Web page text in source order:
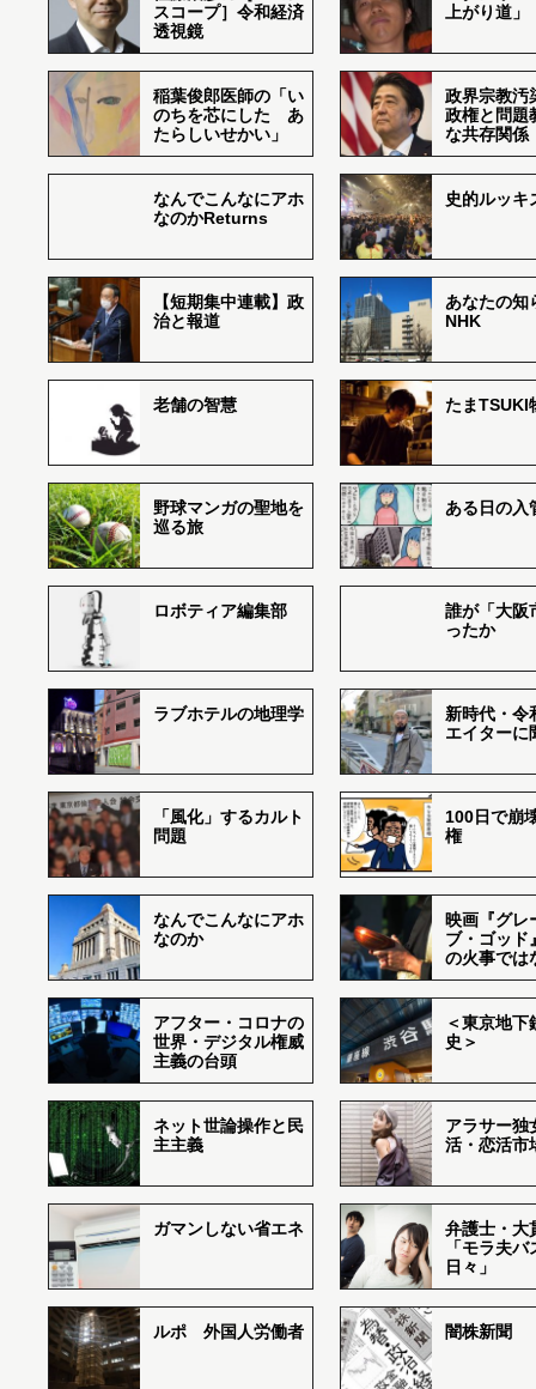
スコープ］令和経済
透視鏡
上がり道」
稲葉俊郎医師の「い
のちを芯にした あ
たらしいせかい」
政界宗教汚
政権と問題
な共存関係
なんでこんなにアホ
なのかReturns
史的ルッキ
【短期集中連載】政
治と報道
あなたの知
NHK
老舗の智慧 たまTSUKI
野球マンガの聖地を
巡る旅
ある日の入
ロボティア編集部
誰が「大阪
ったか
ラブホテルの地理学
新時代・令
エイターに
「風化」するカルト
問題
100日で崩
権
なんでこんなにアホ
なのか
映画『グレ
ブ・ゴッド
の火事では
アフター・コロナの
世界・デジタル権威
主義の台頭
＜東京地下
史＞
ネット世論操作と民
主主義
アラサー独
活・恋活市
ガマンしない省エネ
弁護士・大
「モラ夫
日々」
ルポ 外国人労働者 闇株新聞